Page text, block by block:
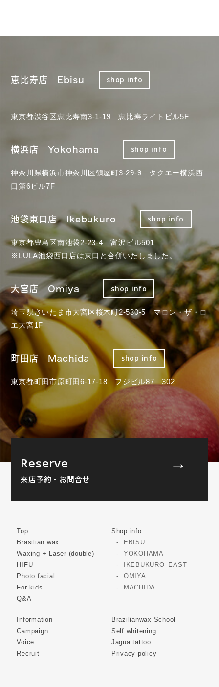
恵比寿店 Ebisu shop info
東京都渋谷区恵比寿南3-1-19 恵比寿ライトビル5F
横浜店 Yokohama shop info
神奈川県横浜市神奈川区鶴屋町3-29-9 タクエー横浜西
口第6ビル7F
池袋東口店 Ikebukuro shop info
東京都豊島区南池袋2-23-4 富沢ビル501
※LULA池袋西口店は東口と合併いたしました。
大宮店 Omiya shop info
埼玉県さいたま市大宮区桜木町2-530-5 マロン・ザ・ロ
エ大宮1F
町田店 Machida shop info
東京都町田市原町田6-17-18 フジビル87 302
Reserve
来店予約・お問合せ
Top
Brasilian wax
Waxing + Laser (double)
HIFU
Photo facial
For kids
Q&A
Shop info
EBISU
YOKOHAMA
IKEBUKURO_EAST
OMIYA
MACHIDA
Information
Campaign
Voice
Recruit
Brazilianwax School
Self whitening
Jagua tattoo
Privacy policy